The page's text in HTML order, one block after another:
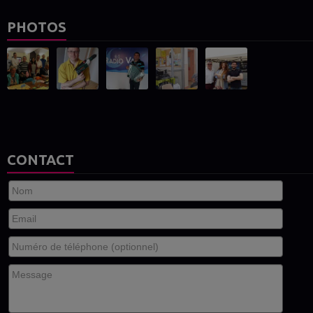
PHOTOS
CONTACT